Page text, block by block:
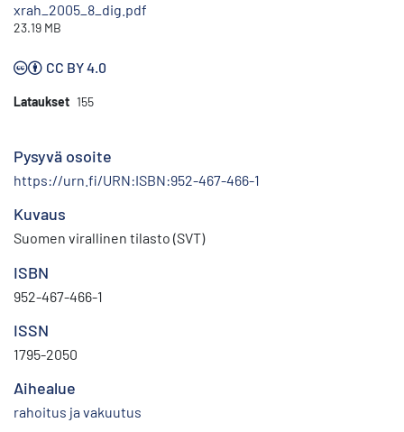
xrah_2005_8_dig.pdf
23.19 MB
CC BY 4.0
Lataukset 155
Pysyvä osoite
https://urn.fi/URN:ISBN:952-467-466-1
Kuvaus
Suomen virallinen tilasto (SVT)
ISBN
952-467-466-1
ISSN
1795-2050
Aihealue
rahoitus ja vakuutus